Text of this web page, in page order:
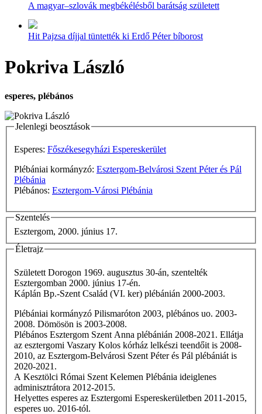
A magyar–szlovák megbékélésből barátság született
Hit Pajzsa díjjal tüntették ki Erdő Péter bíborost
Pokriva László
esperes, plébános
Jelenlegi beosztások
Esperes: Főszékesegyházi Espereskerület
Plébániai kormányzó: Esztergom-Belvárosi Szent Péter és Pál
Plébánia
Plébános: Esztergom-Városi Plébánia
Szentelés
Esztergom, 2000. június 17.
Életrajz
Született Dorogon 1969. augusztus 30-án, szentelték
Esztergomban 2000. június 17-én.
Káplán Bp.-Szent Család (VI. ker) plébánián 2000-2003.
Plébániai kormányzó Pilismaróton 2003, plébános uo. 2003-
2008. Dömösön is 2003-2008.
Plébános Esztergom Szent Anna plébánián 2008-2021. Ellátja
az esztergomi Vaszary Kolos kórház lelkészi teendőit is 2008-
2010, az Esztergom-Belvárosi Szent Péter és Pál plébániát is
2020-2021.
A Kesztölci Római Szent Kelemen Plébánia ideiglenes
adminisztrátora 2012-2015.
Helyettes esperes az Esztergomi Espereskerületben 2011-2015,
esperes uo. 2016-tól.